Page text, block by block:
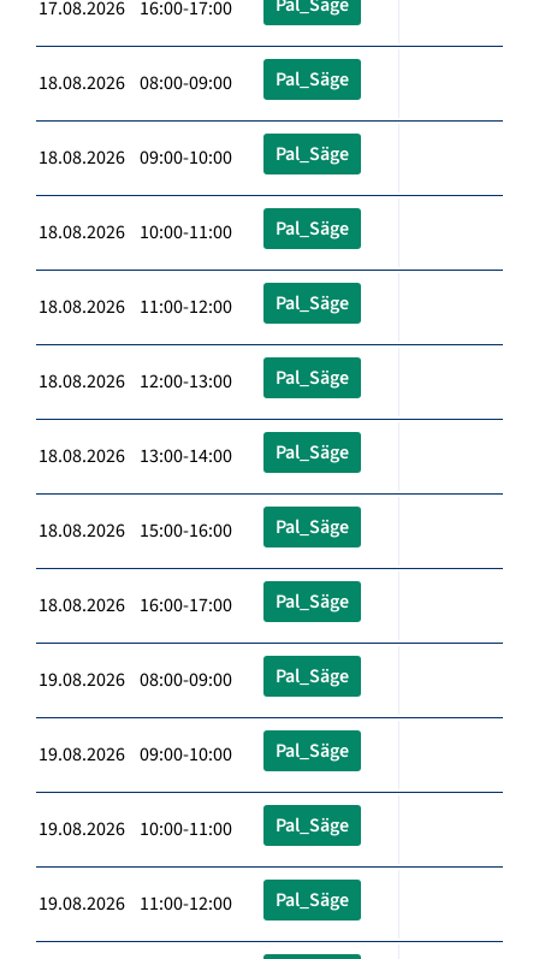
17.08.2026 16:00-17:00
18.08.2026 08:00-09:00 Pal_Säge
18.08.2026 09:00-10:00 Pal_Säge
18.08.2026 10:00-11:00 Pal_Säge
18.08.2026 11:00-12:00 Pal_Säge
18.08.2026 12:00-13:00 Pal_Säge
18.08.2026 13:00-14:00 Pal_Säge
18.08.2026 15:00-16:00 Pal_Säge
18.08.2026 16:00-17:00 Pal_Säge
19.08.2026 08:00-09:00 Pal_Säge
19.08.2026 09:00-10:00 Pal_Säge
19.08.2026 10:00-11:00 Pal_Säge
19.08.2026 11:00-12:00 Pal_Säge